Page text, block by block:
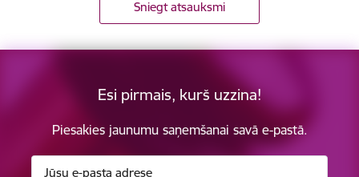
Sniegt atsauksmi
Esi pirmais, kurš uzzina!
Piesakies jaunumu saņemšanai savā e-pastā.